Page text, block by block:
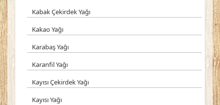
Kabak Çekirdek Yağı
Kakao Yağı
Karabaş Yağı
Karanfil Yağı
Kayısı Çekirdek Yağı
Kayısı Yağı